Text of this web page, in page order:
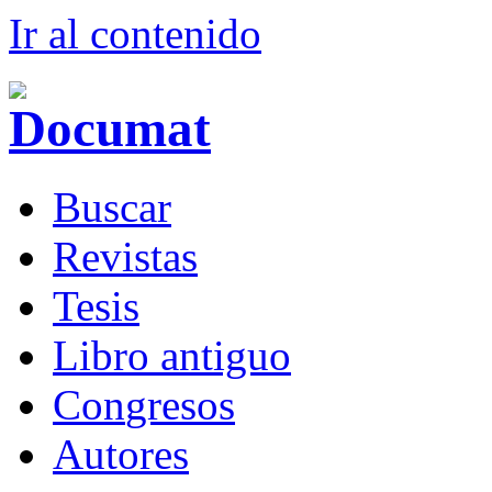
Ir al contenido
Buscar
Revistas
Tesis
Libro antiguo
Congresos
Autores